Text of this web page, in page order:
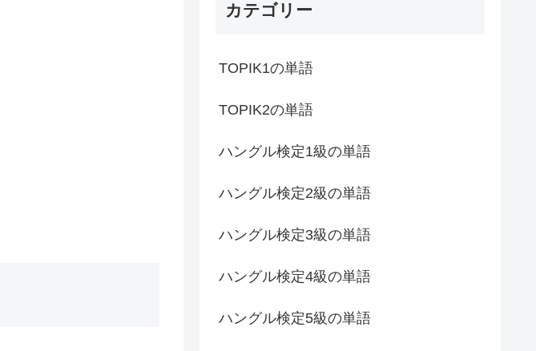
カテゴリー
TOPIK1の単語
TOPIK2の単語
ハングル検定1級の単語
ハングル検定2級の単語
ハングル検定3級の単語
ハングル検定4級の単語
ハングル検定5級の単語